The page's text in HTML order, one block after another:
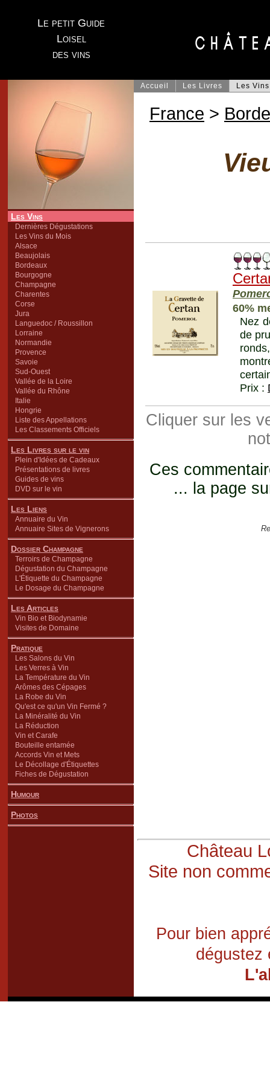
Le petit Guide
Loisel
des vins
Les Vins
Dernières Dégustations
Les Vins du Mois
Alsace
Beaujolais
Bordeaux
Bourgogne
Champagne
Charentes
Corse
Jura
Languedoc / Roussillon
Lorraine
Normandie
Provence
Savoie
Sud-Ouest
Vallée de la Loire
Vallée du Rhône
Italie
Hongrie
Liste des Appellations
Les Classements Officiels
Les Livres sur le vin
Plein d'Idées de Cadeaux
Présentations de livres
Guides de vins
DVD sur le vin
Les Liens
Annuaire du Vin
Annuaire Sites de Vignerons
Dossier Champagne
Terroirs de Champagne
Dégustation du Champagne
L'Étiquette du Champagne
Le Dosage du Champagne
Les Articles
Vin Bio et Biodynamie
Visites de Domaine
Pratique
Les Salons du Vin
Les Verres à Vin
La Température du Vin
Arômes des Cépages
La Robe du Vin
Qu'est ce qu'un Vin Fermé ?
La Minéralité du Vin
La Réduction
Vin et Carafe
Bouteille entamée
Accords Vin et Mets
Le Décollage d'Étiquettes
Fiches de Dégustation
Humour
Photos
Accueil Les Livres Les Vins
France >
60%
Nez
de
Prix :
Cliquer sur les
Ces
... la page
Château
Site non
Pour bien
dégustez